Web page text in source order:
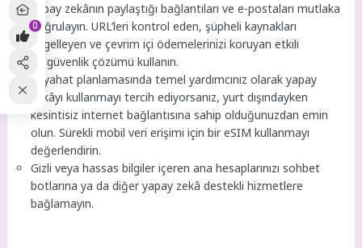
Yapay zekânın paylaştığı bağlantıları ve e-postaları mutlaka
doğrulayın. URL’leri kontrol eden, şüpheli kaynakları
engelleyen ve çevrim içi ödemelerinizi koruyan etkili
bir güvenlik çözümü kullanın.
Seyahat planlamasında temel yardımcınız olarak yapay
zekâyı kullanmayı tercih ediyorsanız, yurt dışındayken
kesintisiz internet bağlantısına sahip olduğunuzdan emin
olun. Sürekli mobil veri erişimi için bir eSIM kullanmayı
değerlendirin.
Gizli veya hassas bilgiler içeren ana hesaplarınızı sohbet
botlarına ya da diğer yapay zekâ destekli hizmetlere
bağlamayın.
0